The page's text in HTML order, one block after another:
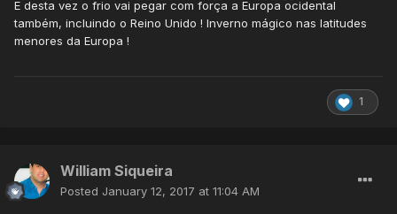
E desta vez o frio vai pegar com força a Europa ocidental
também, incluindo o Reino Unido ! Inverno mágico nas latitudes
menores da Europa !
1
William Siqueira
Posted January 12, 2017 at 11:04 AM